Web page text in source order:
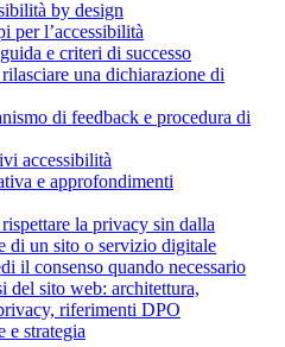
by design
per l’accessibilità
e criteri di successo
una dichiarazione di
di feedback e procedura di
accessibilità
e approfondimenti
la privacy sin dalla
di un sito o servizio digitale
il consenso quando necessario
del sito web: architettura,
riferimenti DPO
e strategia